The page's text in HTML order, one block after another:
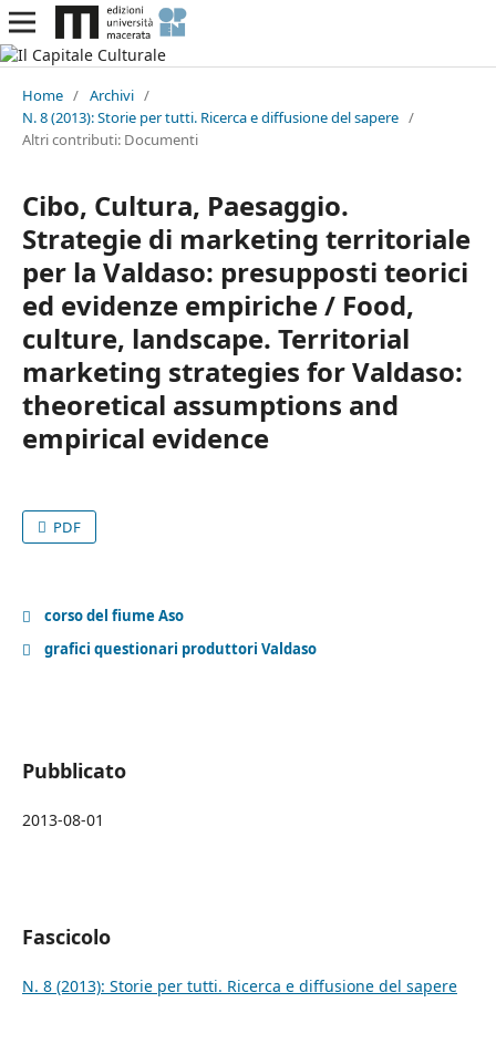
Home / Archivi /
N. 8 (2013): Storie per tutti. Ricerca e diffusione del sapere /
Altri contributi: Documenti
Cibo, Cultura, Paesaggio.
Strategie di marketing territoriale
per la Valdaso: presupposti teorici
ed evidenze empiriche / Food,
culture, landscape. Territorial
marketing strategies for Valdaso:
theoretical assumptions and
empirical evidence
PDF
corso del fiume Aso
grafici questionari produttori Valdaso
Pubblicato
2013-08-01
Fascicolo
N. 8 (2013): Storie per tutti. Ricerca e diffusione del sapere